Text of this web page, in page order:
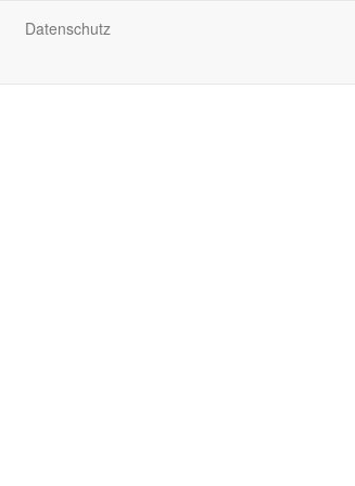
Datenschutz